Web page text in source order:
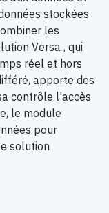
stockées
les
Versa , qui
réel et hors
apporte des
contrôle l'accès
le module
pour
solution